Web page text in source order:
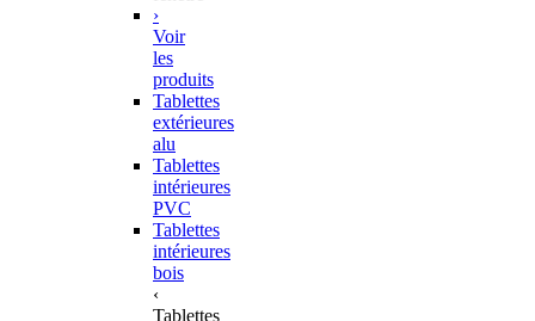
›
Voir
les
produits
Tablettes
extérieures
alu
Tablettes
intérieures
PVC
Tablettes
intérieures
bois
‹
Tablettes